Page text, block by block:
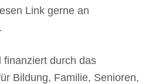
Link gerne an
finanziert durch das
Bildung, Familie, Senioren,